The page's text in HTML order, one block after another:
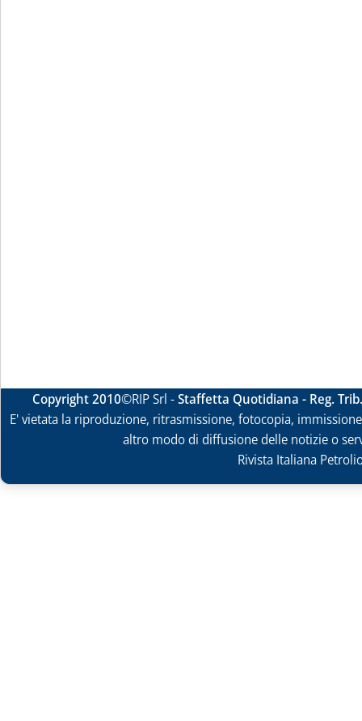
Copyright 2010©RIP Srl -Staffetta Quotidiana - Reg.
E' vietata la riproduzione, ritrasmissione, fotocopia,
altro modo di diffusione delle notizie o
Rivista Italiana